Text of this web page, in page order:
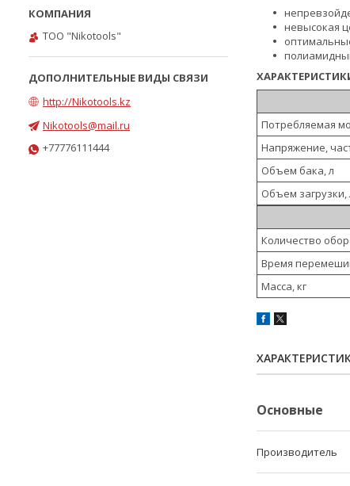
невысокая
Потребляемая
Напряжение,
Объем бака, л
Объем загрузки,
Количество
Время
Масса, кг
Основные
Производитель
ТОО "Nikotools"
http://Nikotools.kz
Nikotools@mail.ru
+77776111444